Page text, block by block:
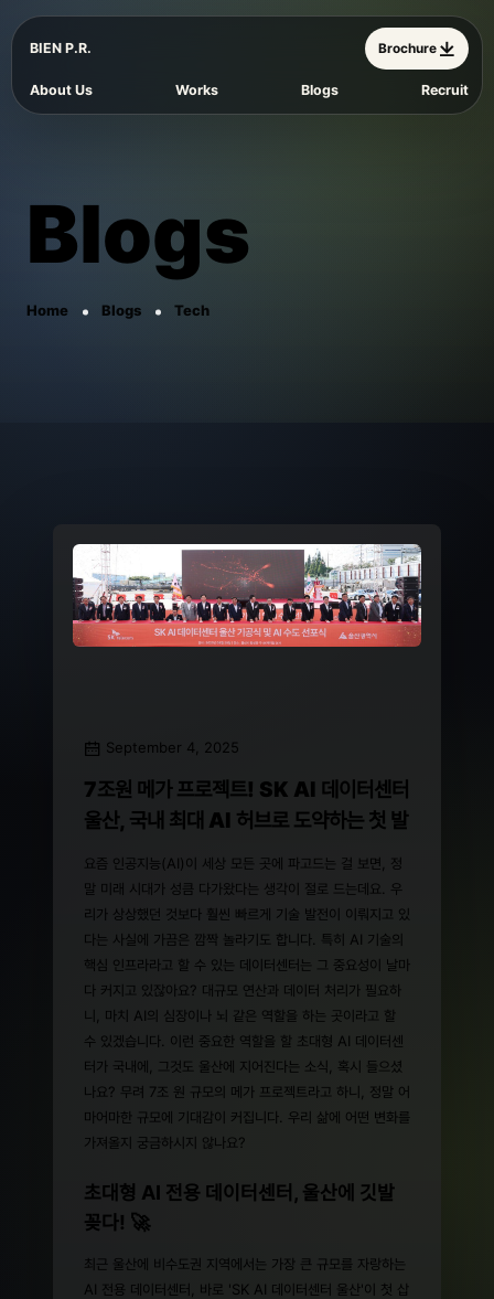
BIEN P.R.
About Us Works Blogs Recruit
Brochure
Blogs
Home Blogs Tech
September 4, 2025
7조원 메가 프로젝트! SK AI 데이터센터
울산, 국내 최대 AI 허브로 도약하는 첫 발
요즘 인공지능(AI)이 세상 모든 곳에 파고드는 걸 보면, 정
말 미래 시대가 성큼 다가왔다는 생각이 절로 드는데요. 우
리가 상상했던 것보다 훨씬 빠르게 기술 발전이 이뤄지고 있
다는 사실에 가끔은 깜짝 놀라기도 합니다. 특히 AI 기술의
핵심 인프라라고 할 수 있는 데이터센터는 그 중요성이 날마
다 커지고 있잖아요? 대규모 연산과 데이터 처리가 필요하
니, 마치 AI의 심장이나 뇌 같은 역할을 하는 곳이라고 할
수 있겠습니다. 이런 중요한 역할을 할 초대형 AI 데이터센
터가 국내에, 그것도 울산에 지어진다는 소식, 혹시 들으셨
나요? 무려 7조 원 규모의 메가 프로젝트라고 하니, 정말 어
마어마한 규모에 기대감이 커집니다. 우리 삶에 어떤 변화를
가져올지 궁금하시지 않나요?
초대형 AI 전용 데이터센터, 울산에 깃발
꽂다! 🚀
최근 울산에 비수도권 지역에서는 가장 큰 규모를 자랑하는
AI 전용 데이터센터, 바로 'SK AI 데이터센터 울산'이 첫 삽